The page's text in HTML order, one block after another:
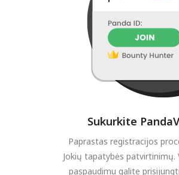
Sukurkite
Paprastas registracijos
Jokių tapatybės patvirtinimų.
paspaudimu galite